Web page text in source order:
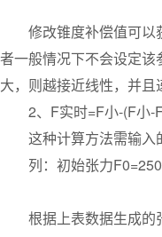
修改锥度补偿值可以获
者一般情况下不会设定该
大，则越接近线性，并且
2、F实时=F小-(F小-F
这种计算方法需输入
列：初始张力F0=250
根据上表数据生成的